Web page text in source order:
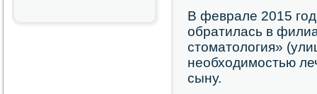
В феврале 2015
обратилась в
стоматология»
необходимοстью
сыну.